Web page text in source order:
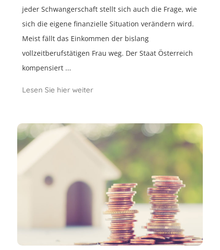
jeder Schwangerschaft stellt sich auch die Frage, wie
sich die eigene finanzielle Situation verändern wird.
Meist fällt das Einkommen der bislang
vollzeitberufstätigen Frau weg. Der Staat Österreich
kompensiert ...
Lesen Sie hier weiter